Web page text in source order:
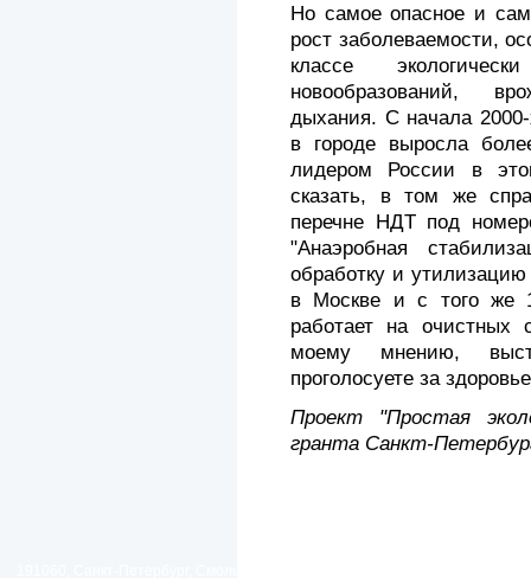
Но самое опасное и
рост заболеваемости,
классе
новообразований,
дыхания. С начала 2000-
в городе выросла
лидером России в
сказать, в том же
перечне НДТ под
"Анаэробная
обработку и
в Москве и с того же
работает на очистных
моему мнению,
проголосуете за
Проект "Простая
гранта Санкт-